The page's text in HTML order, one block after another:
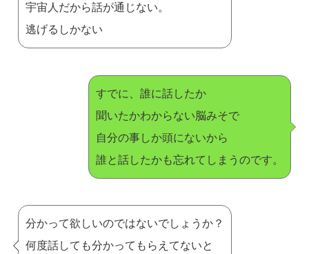
宇宙人だから話が通じない。
逃げるしかない
すでに、誰に話したか
聞いたかわからない脳みそで
自分の事しか頭にないから
誰と話したかも忘れてしまうのです。
分かって欲しいのではないでしょうか？
何度話しても分かってもらえてないと